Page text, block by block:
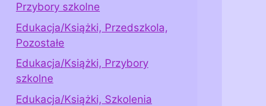
Przybory szkolne
Edukacja/Książki, Przedszkola,
Pozostałe
Edukacja/Książki, Przybory
szkolne
Edukacja/Książki, Szkolenia